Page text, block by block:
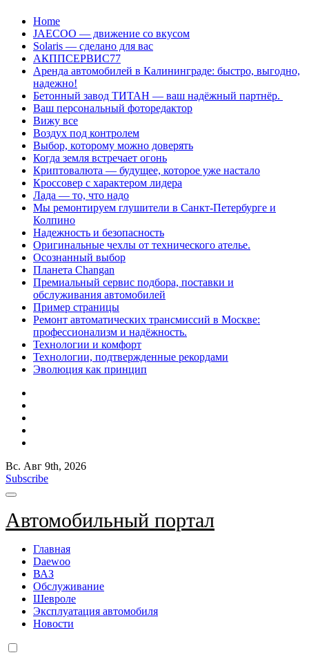
Перейти
содержанию
Home
JAECOO — движение со вкусом
Solaris — сделано для вас
АКППСЕРВИС77
Аренда автомобилей в Калининграде: быстро, выгодно,
надежно!
Бетонный завод ТИТАН — ваш надёжный партнёр.
Ваш персональный фоторедактор
Вижу все
Воздух под контролем
Выбор, которому можно доверять
Когда земля встречает огонь
Криптовалюта — будущее, которое уже настало
Кроссовер с характером лидера
Лада — то, что надо
Мы ремонтируем глушители в Санкт-Петербурге и
Колпино
Надежность и безопасность
Оригинальные чехлы от технического ателье.
Осознанный выбор
Планета Changan
Премиальный сервис подбора, поставки и
обслуживания автомобилей
Пример страницы
Ремонт автоматических трансмиссий в Москве:
профессионализм и надёжность.
Технологии и комфорт
Технологии, подтвержденные рекордами
Эволюция как принцип
Вс. Авг 9th, 2026
Subscribe
Автомобильный портал
Главная
Daewoo
ВАЗ
Обслуживание
Шевроле
Эксплуатация автомобиля
Новости